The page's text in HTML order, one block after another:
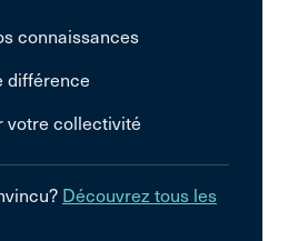
connaissances
différence
votre collectivité
Découvrez tous les